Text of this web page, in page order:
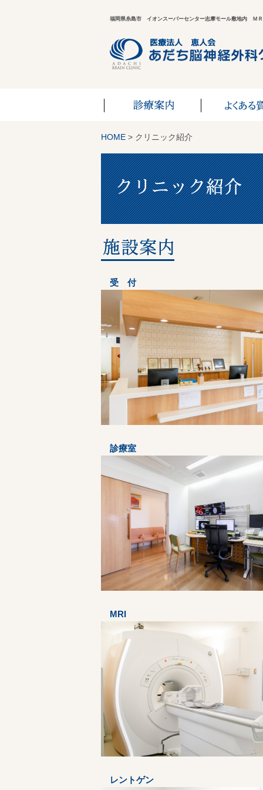
福岡県糸島市 イオンスーパーセンター志摩モール敷地内 Ｍ
HOME > クリニック紹介
受 付
診療室
MRI
レントゲン